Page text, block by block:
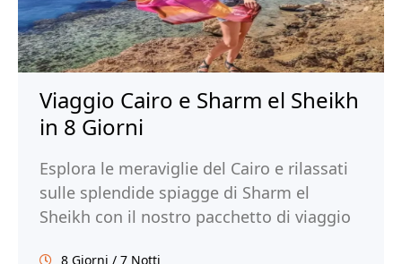
Viaggio Cairo e Sharm el Sheikh
in 8 Giorni
Esplora le meraviglie del Cairo e rilassati
sulle splendide spiagge di Sharm el
Sheikh con il nostro pacchetto di viaggio
8 Giorni / 7 Notti